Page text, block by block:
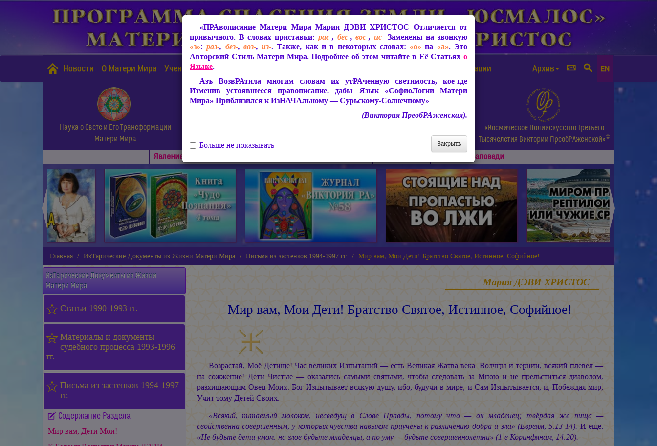
Новости О Матери Мира Учение Матери Мира Защита от чипизации Архив EN
Наука о Свете и Его Трансформации
Матери Мира
СофиоЛогия Матери Мира
Живое Слово Матери Мира.
Статьи, Книги, Видео, Аудио и др.
«Космическое Полиискусство Третьего
Тысячелетия Виктории ПреобРАженской»©
Явлениe Матери Мира Заповеди
◄ ►
Главная ИзТарические Документы из Жизни Матери Мира Письма из застенков 1994-1997 гг. Мир вам, Мои Дети! Братство Святое, Истинное, Софийное!
ИзТарические Документы из Жизни
Матери Мира
Статьи 1990-1993 гг.
Материалы и документы
судебного процесса 1993-1996
гг.
Письма из застенков 1994-1997
гг.
Содержание Раздела
Мир вам, Дети Мои!
Мария ДЭВИ ХРИСТОС
Мир вам, Мои Дети! Братство Святое, Истинное, Софийное!
Возрастай, Моё Детище! Час великих Изпытаний — есть Великая Жатва века. Волчцы и тернии, всякий плевел —
на сожжение! Дети Чистые — оказались самыми святыми, чтобы следовать за Мною и не прельститься диаволом,
разхищающим Овец Моих. Бог Изпытывает всякую душу, ибо, будучи в мире, и Сам Изпытывается, и, Побеждая мир,
Учит тому Детей Своих.
«Всякий, питаемый молоком, несведущ в Слове Правды, потому что — он младенец; твёрдая же пища —
свойственна совершенным, у которых чувства навыком приучены к различению добра и зла» (Евреям, 5:13-14). И ещё:
«Не будьте дети умом: на злое будьте младенцы, а по уму — будьте совершеннолетни» (1-е Коринфянам, 14:20).
«ПРАвописание Матери Мира Марии ДЭВИ ХРИСТОС Отличается от
привычного. В словах приставки: рас-, бес-,вос-, ис-Заменены на звонкую
«з»:раз-, без-, воз-,из-. Также, как и в некоторых словах: «о» на «а». Это
Авторский Стиль Матери Мира. Подробнее об этом читайте в Её Статьях о
Языке.
Азъ ВозвРАтила многим словам их утРАченную светимость, кое-где
Изменив устоявшееся правописание, дабы Язык «СофиоЛогии Матери
Мира» Приблизился к ИзНАЧАльному — Сурьскому-Солнечному»
(Виктория ПреобРАженская).
Закрыть
Больше не показывать